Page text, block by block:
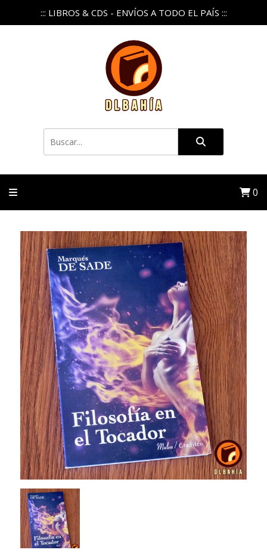
::: LIBROS & CDS - ENVÍOS A TODO EL PAÍS :::
0